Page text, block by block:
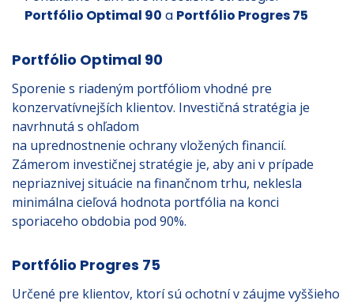
Portfólio Optimal 90 a Portfólio Progres 75
Portfólio Optimal 90
Sporenie s riadeným portfóliom vhodné pre
konzervatívnejších klientov. Investičná stratégia je
navrhnutá s ohľadom
na uprednostnenie ochrany vložených financií.
Zámerom investičnej stratégie je, aby ani v prípade
nepriaznivej situácie na finančnom trhu, neklesla
minimálna cieľová hodnota portfólia na konci
sporiaceho obdobia pod 90%.
Portfólio Progres 75
Určené pre klientov, ktorí sú ochotní v záujme vyššieho